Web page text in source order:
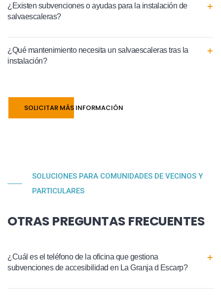
¿Existen subvenciones o ayudas para la instalación de
salvaescaleras?
¿Qué mantenimiento necesita un salvaescaleras tras la
instalación?
SOLICITAR MÁS INFORMACIÓN
SOLUCIONES PARA COMUNIDADES DE VECINOS Y
PARTICULARES
OTRAS PREGUNTAS FRECUENTES
¿Cuál es el teléfono de la oficina que gestiona
subvenciones de accesibilidad en La Granja d Escarp?